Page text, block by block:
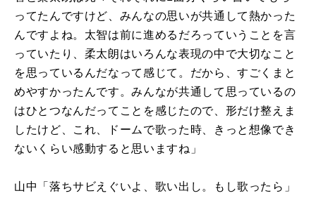
ってたんですけど、みんなの思いが共通して熱かった
んですよね。太智は前に進めるだろっていうことを言
っていたり、柔太朗はいろんな表現の中で大切なこと
を思っているんだなって感じて。だから、すごくまと
めやすかったんです。みんなが共通して思っているの
はひとつなんだってことを感じたので、形だけ整えま
したけど、これ、ドームで歌った時、きっと想像でき
ないくらい感動すると思いますね」
山中「落ちサビえぐいよ、歌い出し。もし歌ったら」